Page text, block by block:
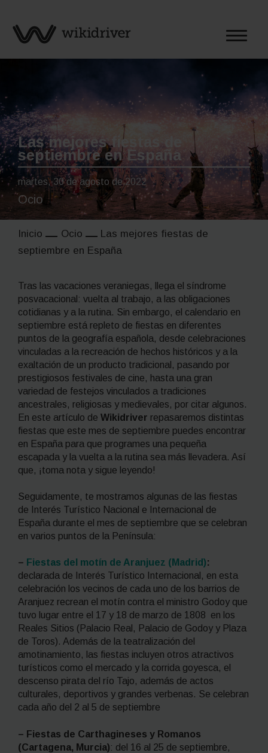
Las mejores fiestas de
septiembre en España
martes, 30 de agosto de 2022
Ocio
Inicio Ocio
Las mejores fiestas de
septiembre en España
Tras las vacaciones veraniegas, llega el síndrome
posvacacional: vuelta al trabajo, a las obligaciones
cotidianas y a la rutina. Sin embargo, el calendario en
septiembre está repleto de fiestas en diferentes
puntos de la geografía española, desde celebraciones
vinculadas a la recreación de hechos históricos y a la
exaltación de un producto tradicional, pasando por
prestigiosos festivales de cine, hasta una gran
variedad de festejos vinculados a tradiciones
ancestrales, religiosas y medievales, por citar algunos.
En este artículo de Wikidriver repasaremos distintas
fiestas que este mes de septiembre puedes encontrar
en España para que programes una pequeña
escapada y la vuelta a la rutina sea más llevadera. Así
que, ¡toma nota y sigue leyendo!
Seguidamente, te mostramos algunas de las fiestas
de Interés Turístico Nacional e Internacional de
España durante el mes de septiembre que se celebran
en varios puntos de la Península:
– Fiestas del motín de Aranjuez (Madrid):
declarada de Interés Turístico Internacional, en esta
celebración los vecinos de cada uno de los barrios de
Aranjuez recrean el motín contra el ministro Godoy que
tuvo lugar entre el 17 y 18 de marzo de 1808 en los
Reales Sitios (Palacio Real, Palacio de Godoy y Plaza
de Toros). Además de la teatralización del
amotinamiento, las fiestas incluyen otros atractivos
turísticos como el mercado y la corrida goyesca, el
descenso pirata del río Tajo, además de actos
culturales, deportivos y grandes verbenas. Se celebran
cada año del 2 al 5 de septiembre
– Fiestas de Carthagineses y Romanos
(Cartagena, Murcia): del 16 al 25 de septiembre,